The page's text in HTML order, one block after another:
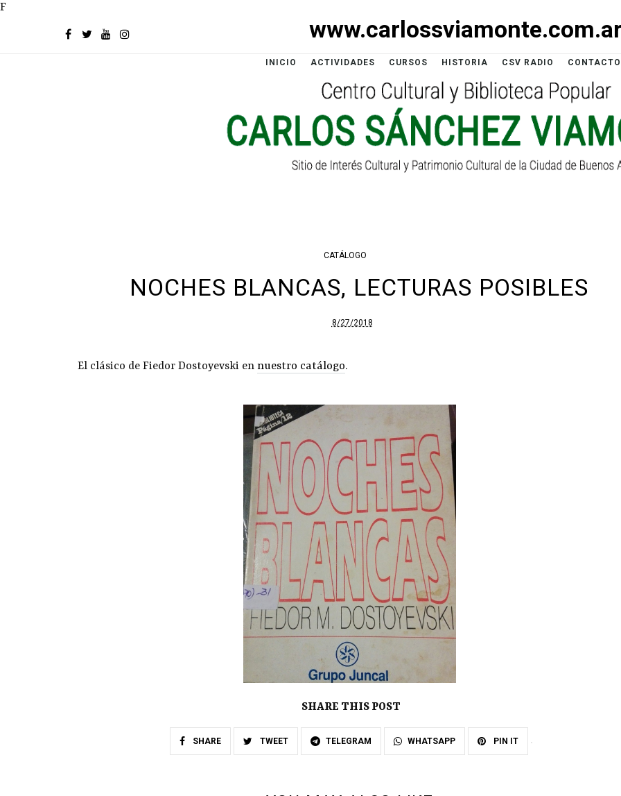
F
www.carlossviamonte.com.ar
INICIO ACTIVIDADES CURSOS HISTORIA CSV RADIO CONTACTO
CATÁLOGO
NOCHES BLANCAS, LECTURAS POSIBLES
8/27/2018
El clásico de Fiedor Dostoyevski en nuestro catálogo.
SHARE THIS POST
SHARE TWEET TELEGRAM WHATSAPP PIN IT